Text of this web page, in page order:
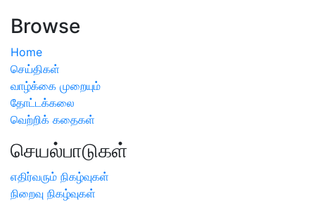
Browse
Home
செய்திகள்
வாழ்க்கை முறையும்
தோட்டக்கலை
வெற்றிக் கதைகள்
செயல்பாடுகள்
எதிர்வரும் நிகழ்வுகள்
நிறைவு நிகழ்வுகள்